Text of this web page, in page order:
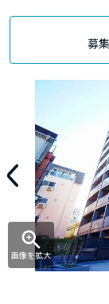
募
画像を拡大